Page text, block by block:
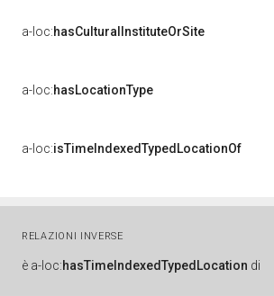
a-loc:hasCulturalInstituteOrSite
a-loc:hasLocationType
a-loc:isTimeIndexedTypedLocationOf
RELAZIONI INVERSE
è a-loc:hasTimeIndexedTypedLocation di